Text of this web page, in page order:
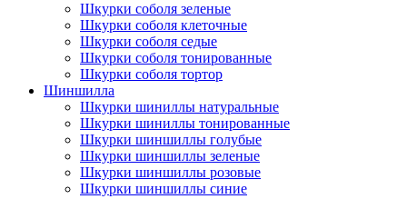
Шкурки соболя зеленые
Шкурки соболя клеточные
Шкурки соболя седые
Шкурки соболя тонированные
Шкурки соболя тортор
Шиншилла
Шкурки шиниллы натуральные
Шкурки шиниллы тонированные
Шкурки шиншиллы голубые
Шкурки шиншиллы зеленые
Шкурки шиншиллы розовые
Шкурки шиншиллы синие